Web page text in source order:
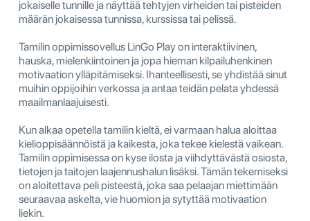
jokaiselle tunnille ja näyttää tehtyjen virheiden tai pisteiden
määrän jokaisessa tunnissa, kurssissa tai pelissä.
Tamilin oppimissovellus LinGo Play on interaktiivinen,
hauska, mielenkiintoinen ja jopa hieman kilpailuhenkinen
motivaation ylläpitämiseksi. Ihanteellisesti, se yhdistää sinut
muihin oppijoihin verkossa ja antaa teidän pelata yhdessä
maailmanlaajuisesti.
Kun alkaa opetella tamilin kieltä, ei varmaan halua aloittaa
kielioppisäännöistä ja kaikesta, joka tekee kielestä vaikean.
Tamilin oppimisessa on kyse ilosta ja viihdyttävästä osiosta,
tietojen ja taitojen laajennushalun lisäksi. Tämän tekemiseksi
on aloitettava peli pisteestä, joka saa pelaajan miettimään
seuraavaa askelta, vie huomion ja sytyttää motivaation
liekin.